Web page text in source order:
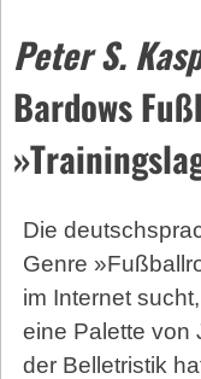
Peter S.
Bardows
Die
Genre
im Internet
eine Palette von
der Belletristik